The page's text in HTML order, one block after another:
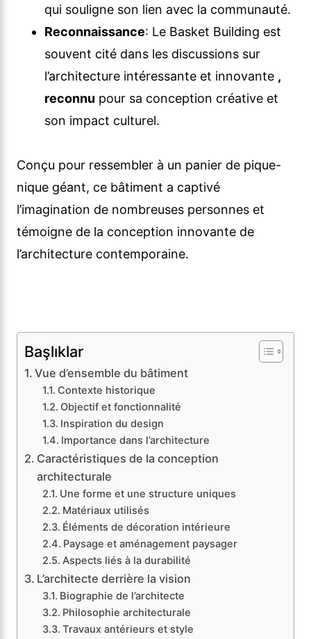
qui souligne son lien avec la communauté.
Reconnaissance: Le Basket Building est
souvent cité dans les discussions sur
l’architecture intéressante et innovante ,
reconnu pour sa conception créative et
son impact culturel.
Conçu pour ressembler à un panier de pique-
nique géant, ce bâtiment a captivé
l’imagination de nombreuses personnes et
témoigne de la conception innovante de
l’architecture contemporaine.
Başlıklar
Vue d’ensemble du bâtiment
Contexte historique
Objectif et fonctionnalité
Inspiration du design
Importance dans l’architecture
Caractéristiques de la conception
architecturale
Une forme et une structure uniques
Matériaux utilisés
Éléments de décoration intérieure
Paysage et aménagement paysager
Aspects liés à la durabilité
L’architecte derrière la vision
Biographie de l’architecte
Philosophie architecturale
Travaux antérieurs et style